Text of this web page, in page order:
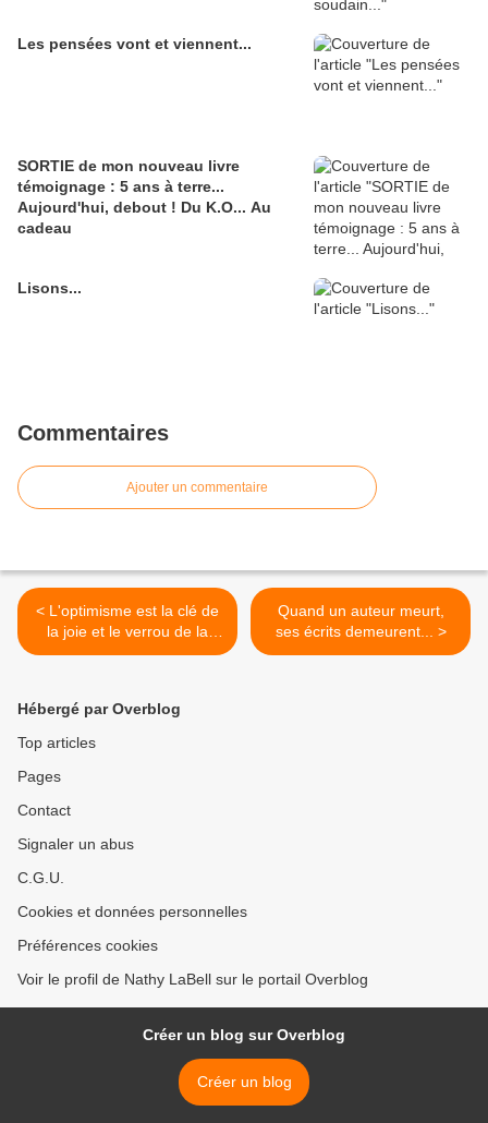
Les pensées vont et viennent...
SORTIE de mon nouveau livre
témoignage : 5 ans à terre...
Aujourd'hui, debout ! Du K.O... Au
cadeau
Lisons...
Commentaires
Ajouter un commentaire
< L'optimisme est la clé de
la joie et le verrou de la
tristesse !
Quand un auteur meurt,
ses écrits demeurent... >
Hébergé par Overblog
Top articles
Pages
Contact
Signaler un abus
C.G.U.
Cookies et données personnelles
Préférences cookies
Voir le profil de Nathy LaBell sur le portail Overblog
Créer un blog sur Overblog
Créer un blog